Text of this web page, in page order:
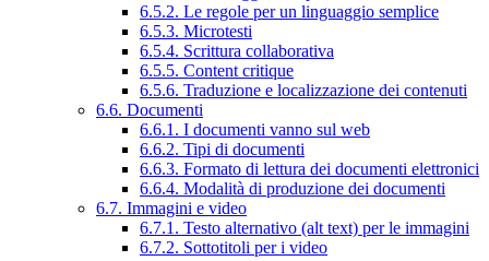
6.5.2. Le regole per un linguaggio semplice
6.5.3. Microtesti
6.5.4. Scrittura collaborativa
6.5.5. Content critique
6.5.6. Traduzione e localizzazione dei contenuti
6.6. Documenti
6.6.1. I documenti vanno sul web
6.6.2. Tipi di documenti
6.6.3. Formato di lettura dei documenti elettronici
6.6.4. Modalità di produzione dei documenti
6.7. Immagini e video
6.7.1. Testo alternativo (alt text) per le immagini
6.7.2. Sottotitoli per i video